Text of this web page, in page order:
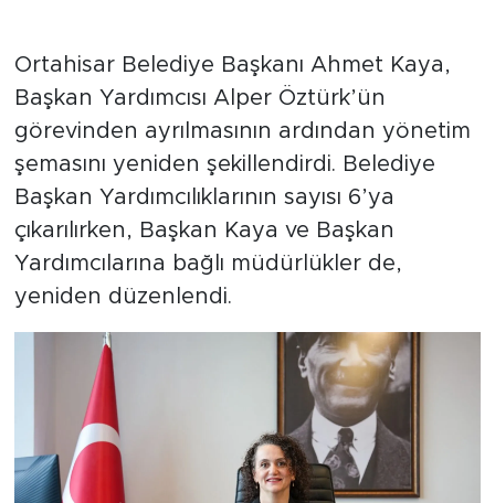
Ortahisar Belediye Başkanı Ahmet Kaya,
Başkan Yardımcısı Alper Öztürk’ün
görevinden ayrılmasının ardından yönetim
şemasını yeniden şekillendirdi. Belediye
Başkan Yardımcılıklarının sayısı 6’ya
çıkarılırken, Başkan Kaya ve Başkan
Yardımcılarına bağlı müdürlükler de,
yeniden düzenlendi.